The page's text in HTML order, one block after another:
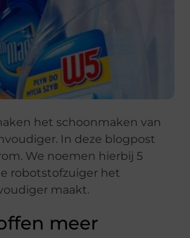
het schoonmaken van
In deze blogpost
We noemen hierbij 5
robotstofzuiger het
maakt.
meer